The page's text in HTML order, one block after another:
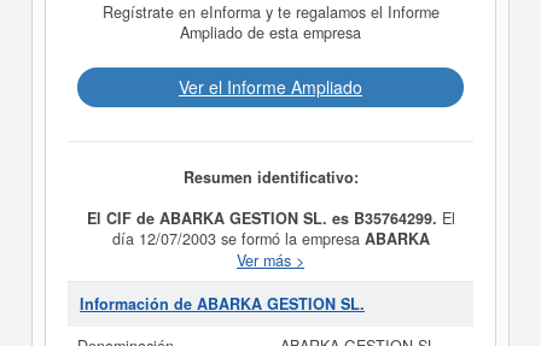
Regístrate en eInforma y te regalamos el Informe
Ampliado de esta empresa
Ver el Informe Ampliado
Resumen identificativo:
El CIF de ABARKA GESTION SL. es B35764299. El
día 12/07/2003 se formó la empresa ABARKA
GESTION SL.con la finalidad de EL
ASESORAMIENTO, GESTION Y MEDIACION EN TODA
CLASE DE OPERACIONES INMOBILIARIAS, ASI
ARRENDAMIENTO, EXPLOTACION Y
Ver más >
Información de ABARKA GESTION SL.